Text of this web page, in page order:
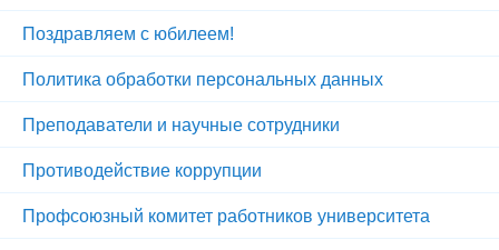
Поздравляем с юбилеем!
Политика обработки персональных данных
Преподаватели и научные сотрудники
Противодействие коррупции
Профсоюзный комитет работников университета